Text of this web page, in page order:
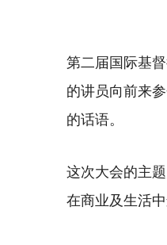
第二届国际基
的讲员向前来
的话语。
这次大会的主
在商业及生活